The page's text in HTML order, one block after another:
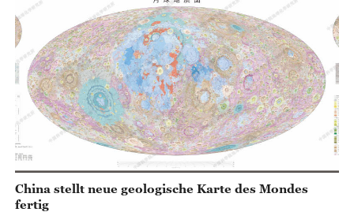
China stellt neue geologische Karte des Mondes
fertig